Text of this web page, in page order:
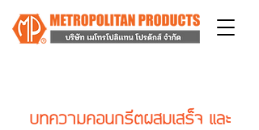
บทความคอนกรีตผสมเสร็จ และ